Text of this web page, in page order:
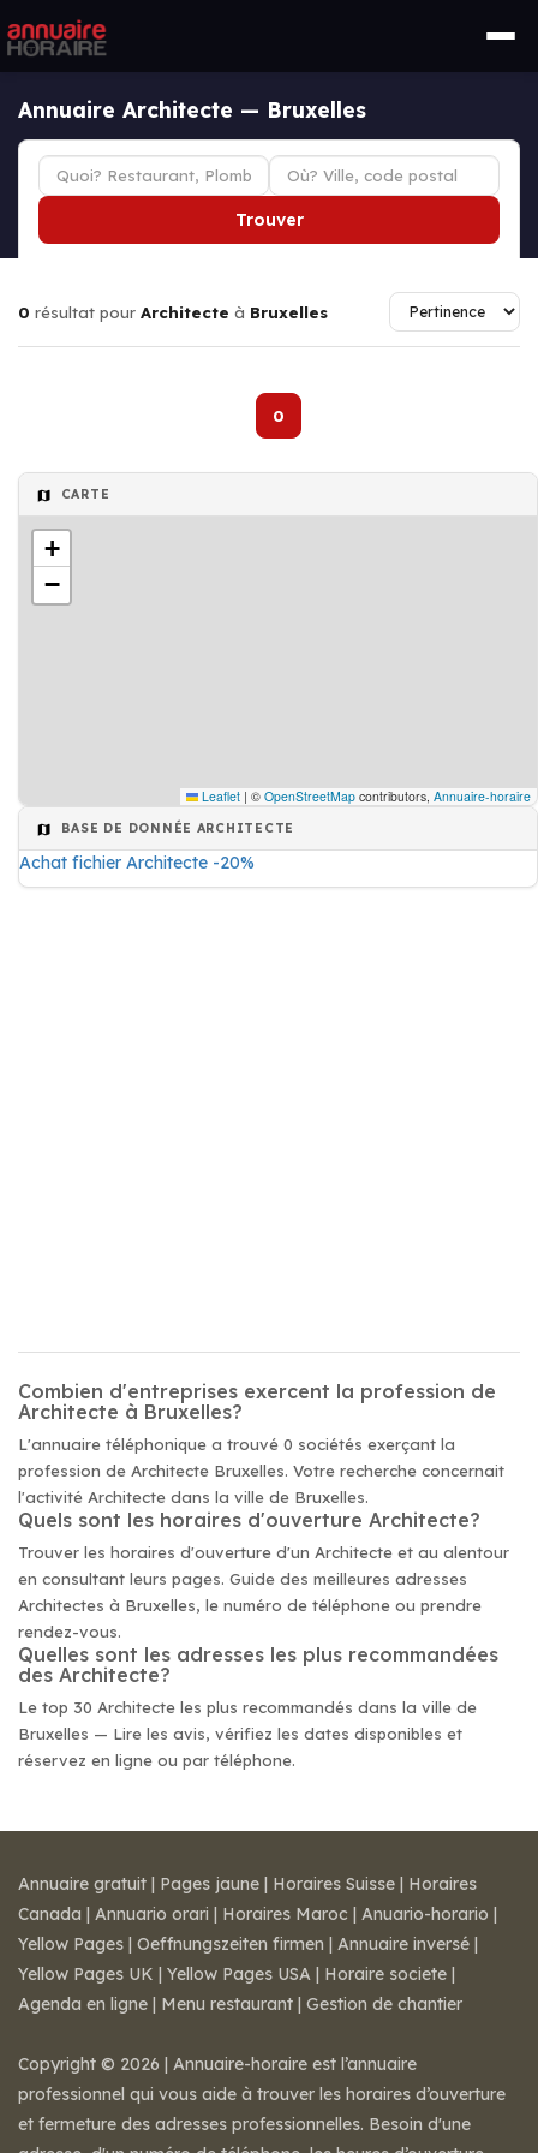
Annuaire Architecte — Bruxelles
Trouver
0 résultat pour Architecte à Bruxelles
0
CARTE
+
−
Leaflet | © OpenStreetMap contributors, Annuaire-horaire
BASE DE DONNÉE ARCHITECTE
Achat fichier Architecte -20%
Combien d'entreprises exercent la profession de
Architecte à Bruxelles?
L'annuaire téléphonique a trouvé 0 sociétés exerçant la
profession de Architecte Bruxelles. Votre recherche concernait
l'activité Architecte dans la ville de Bruxelles.
Quels sont les horaires d'ouverture Architecte?
Trouver les horaires d'ouverture d'un Architecte et au alentour
en consultant leurs pages. Guide des meilleures adresses
Architectes à Bruxelles, le numéro de téléphone ou prendre
rendez-vous.
Quelles sont les adresses les plus recommandées
des Architecte?
Le top 30 Architecte les plus recommandés dans la ville de
Bruxelles — Lire les avis, vérifiez les dates disponibles et
réservez en ligne ou par téléphone.
Annuaire gratuit | Pages jaune | Horaires Suisse | Horaires
Canada | Annuario orari | Horaires Maroc | Anuario-horario |
Yellow Pages | Oeffnungszeiten firmen | Annuaire inversé |
Yellow Pages UK | Yellow Pages USA | Horaire societe |
Agenda en ligne | Menu restaurant | Gestion de chantier
Copyright © 2026 | Annuaire-horaire est l’annuaire
professionnel qui vous aide à trouver les horaires d’ouverture
et fermeture des adresses professionnelles. Besoin d'une